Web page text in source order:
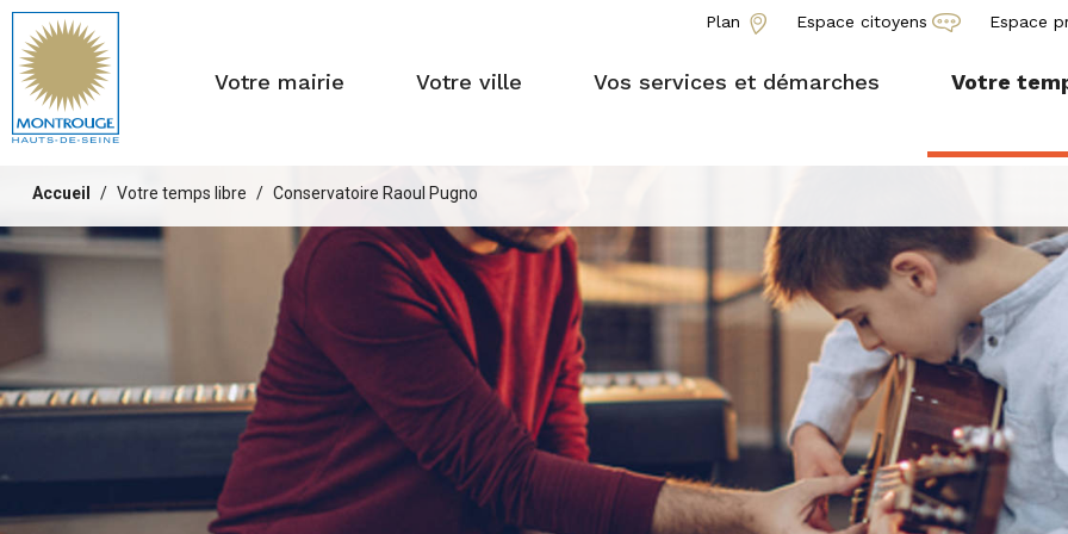
Fenêtre
de
chat
Plan Espace citoyens Espace
Votre mairie Votre ville Vos services et démarches Votre
Vous
ici :
Accueil Votre temps libre Conservatoire Raoul Pugno